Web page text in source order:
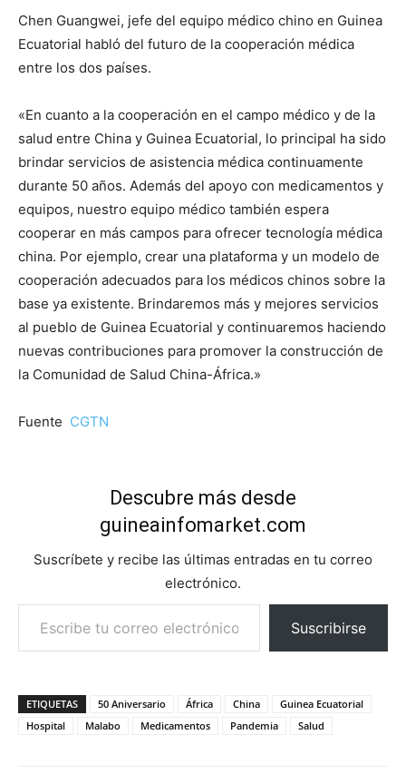
Chen Guangwei, jefe del equipo médico chino en Guinea
Ecuatorial habló del futuro de la cooperación médica
entre los dos países.
«En cuanto a la cooperación en el campo médico y de la
salud entre China y Guinea Ecuatorial, lo principal ha sido
brindar servicios de asistencia médica continuamente
durante 50 años. Además del apoyo con medicamentos y
equipos, nuestro equipo médico también espera
cooperar en más campos para ofrecer tecnología médica
china. Por ejemplo, crear una plataforma y un modelo de
cooperación adecuados para los médicos chinos sobre la
base ya existente. Brindaremos más y mejores servicios
al pueblo de Guinea Ecuatorial y continuaremos haciendo
nuevas contribuciones para promover la construcción de
la Comunidad de Salud China-África.»
Fuente CGTN
Descubre más desde
guineainfomarket.com
Suscríbete y recibe las últimas entradas en tu correo
electrónico.
Escribe tu correo electrónico…
Suscribirse
ETIQUETAS 50 Aniversario África China
Guinea Ecuatorial
Hospital
Malabo Medicamentos Pandemia Salud